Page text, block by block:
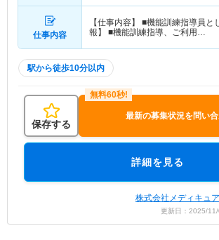
仕事内容
【仕事内容】 ■機能訓練指導員と
報】 ■機能訓練指導、ご利用…
駅から徒歩10分以内
保存する
最新の募集状況を問い
詳細を見る
株式会社メディキュ
更新日：2025/